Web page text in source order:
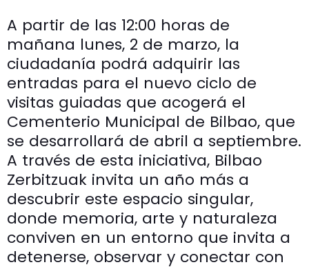
A partir de las 12:00 horas de
mañana lunes, 2 de marzo, la
ciudadanía podrá adquirir las
entradas para el nuevo ciclo de
visitas guiadas que acogerá el
Cementerio Municipal de Bilbao, que
se desarrollará de abril a septiembre.
A través de esta iniciativa, Bilbao
Zerbitzuak invita un año más a
descubrir este espacio singular,
donde memoria, arte y naturaleza
conviven en un entorno que invita a
detenerse, observar y conectar con